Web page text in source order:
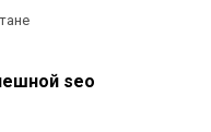
seo